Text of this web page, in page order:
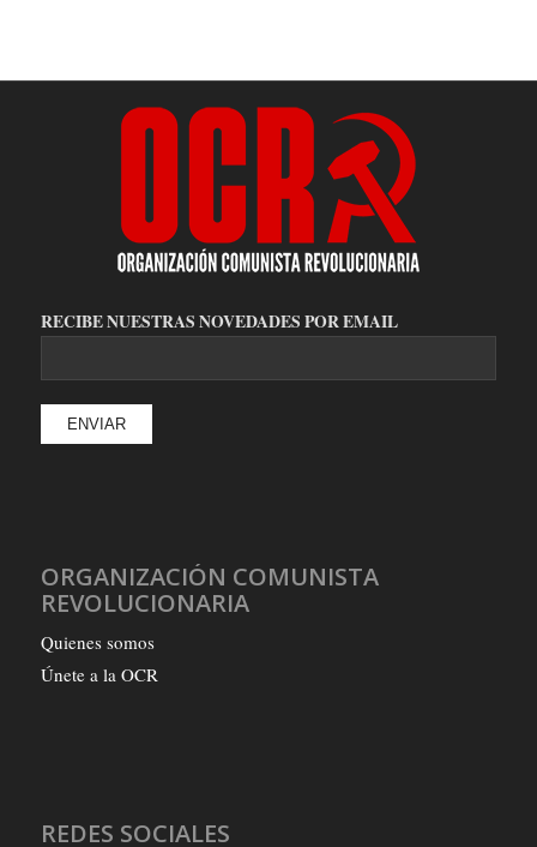
RECIBE NUESTRAS NOVEDADES POR EMAIL
ORGANIZACIÓN COMUNISTA
REVOLUCIONARIA
Quienes somos
Únete a la OCR
REDES SOCIALES